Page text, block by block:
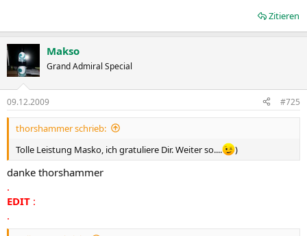
Zitieren
Makso
Grand Admiral Special
09.12.2009 #725
thorshammer schrieb:
Tolle Leistung Masko, ich gratuliere Dir. Weiter so....
)
danke thorshammer
.
EDIT :
.